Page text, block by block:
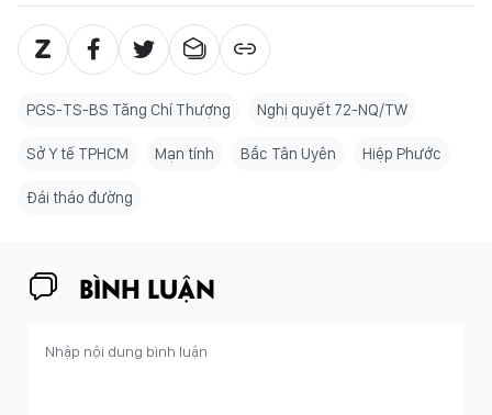
PGS-TS-BS Tăng Chí Thượng Nghị quyết 72-NQ/TW
Sở Y tế TPHCM Mạn tính Bắc Tân Uyên Hiệp Phước
Đái tháo đường
BÌNH LUẬN